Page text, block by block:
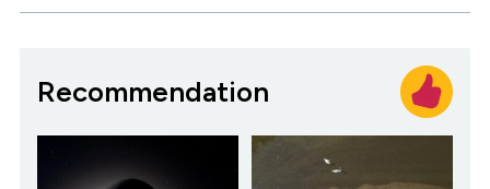
Recommendation